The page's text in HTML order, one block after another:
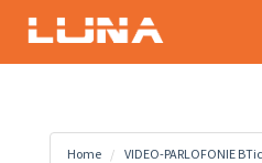
Home
VIDEO-PARLOFONIE